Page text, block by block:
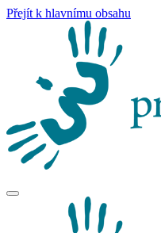
Přejít k hlavnímu obsahu